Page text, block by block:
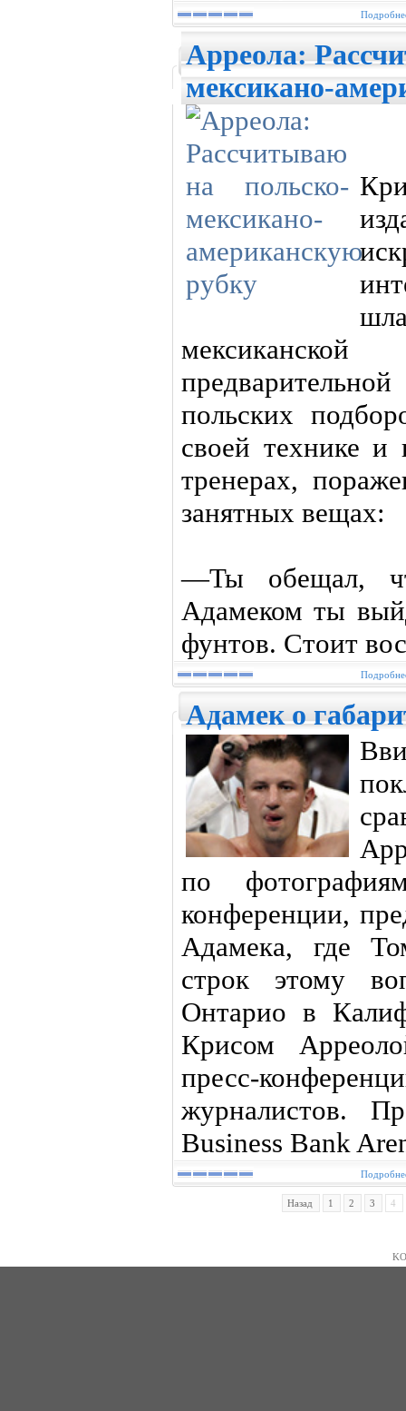
Арреола:
мексикано-
польских
своей технике
тренерах,
занятных вещах:
—Ты обещал,
Адамеком ты
фунтов. Стоит
Адамек о
по
конференции,
Адамека, где
строк этому
Онтарио в
Крисом
пресс-
журналистов.
Business Bank
Назад 1 2 3 4